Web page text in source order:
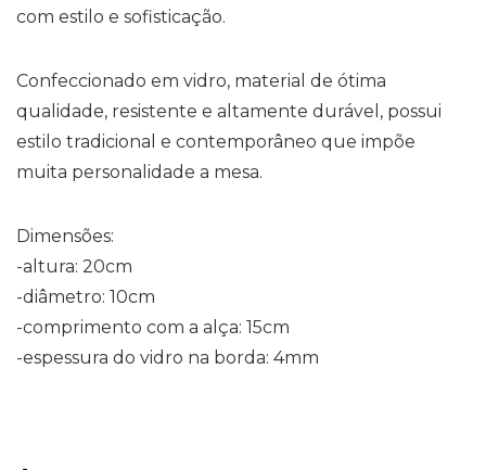
com estilo e sofisticação.
Confeccionado em vidro, material de ótima
qualidade, resistente e altamente durável, possui
estilo tradicional e contemporâneo que impõe
muita personalidade a mesa.
Dimensões:
-altura: 20cm
-diâmetro: 10cm
-comprimento com a alça: 15cm
-espessura do vidro na borda: 4mm